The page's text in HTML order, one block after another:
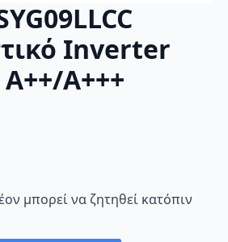
Inverter
A+++
μπορεί να ζητηθεί κατόπιν